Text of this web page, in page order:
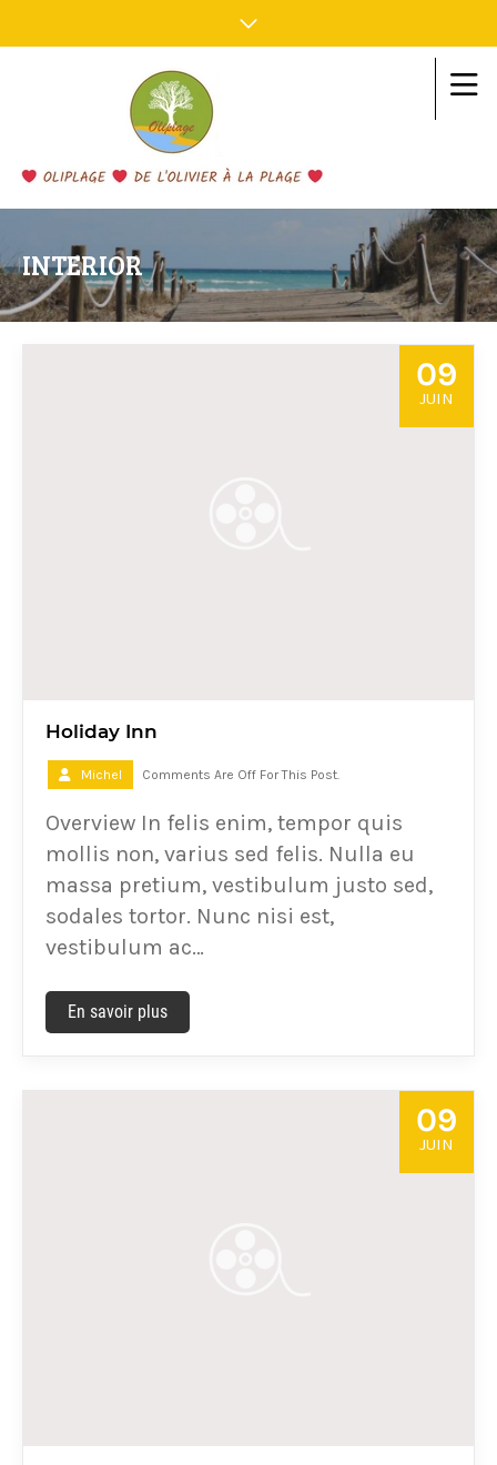
INTERIOR
09
JUIN
Holiday Inn
Michel Comments Are Off For This Post.
Overview In felis enim, tempor quis
mollis non, varius sed felis. Nulla eu
massa pretium, vestibulum justo sed,
sodales tortor. Nunc nisi est,
vestibulum ac…
En savoir plus
09
JUIN